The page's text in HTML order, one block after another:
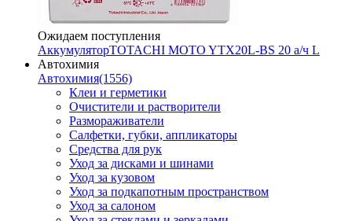
Ожидаем поступления
АккумуляторTOTACHI MOTO YTX20L-BS 20 а/ч L
Автохимия
Автохимия(1556)
Клеи и герметики
Очистители и растворители
Размораживатели
Салфетки, губки, аппликаторы
Средства для рук
Уход за дисками и шинами
Уход за кузовом
Уход за подкапотным пространством
Уход за салоном